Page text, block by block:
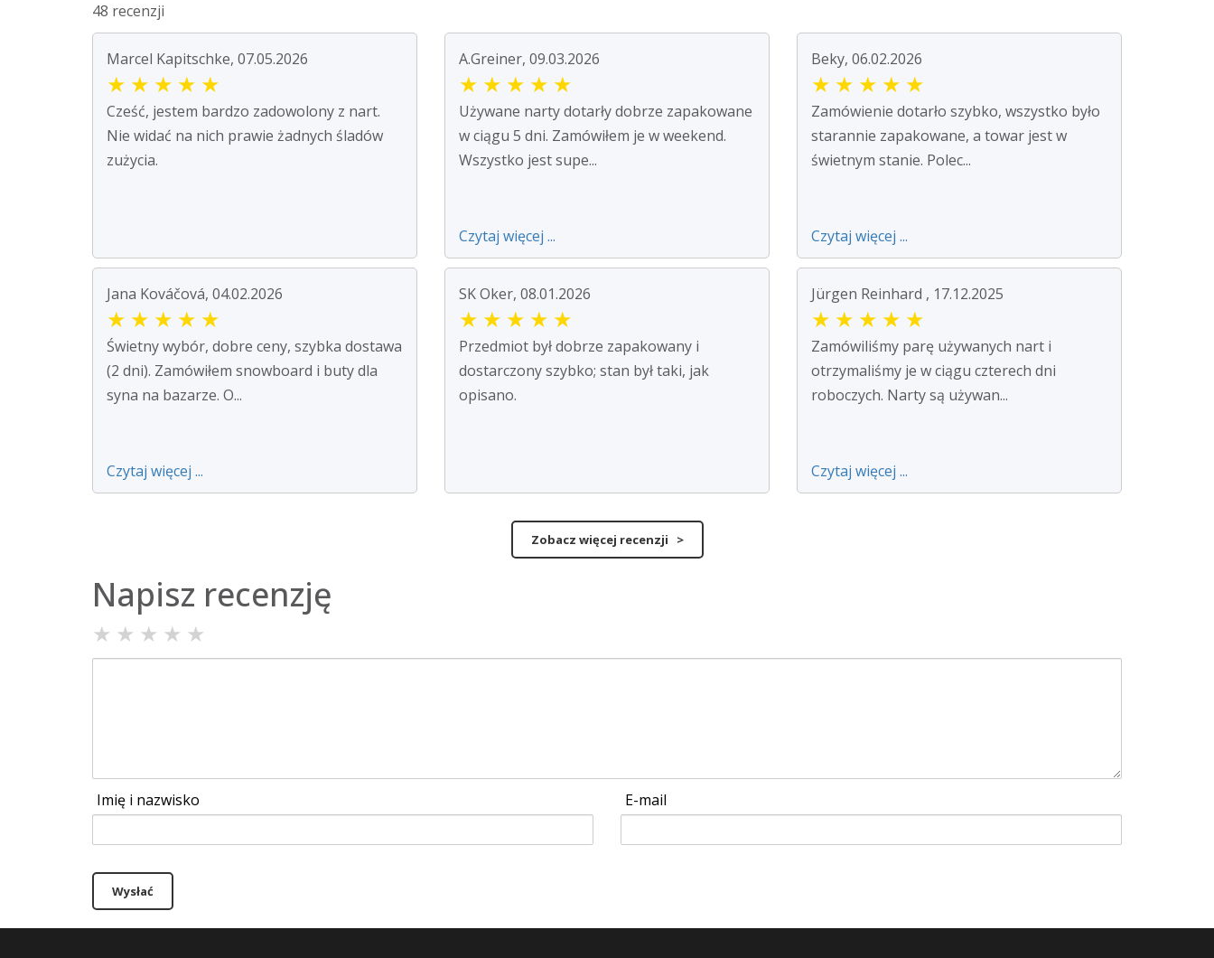
48 recenzji
Marcel Kapitschke, 07.05.2026
★ ★ ★ ★ ★
Cześć, jestem bardzo zadowolony z nart.
Nie widać na nich prawie żadnych śladów
zużycia.
A.Greiner, 09.03.2026
★ ★ ★ ★ ★
Używane narty dotarły dobrze zapakowane
w ciągu 5 dni. Zamówiłem je w weekend.
Wszystko jest supe...
Czytaj więcej ...
Beky, 06.02.2026
★ ★ ★ ★ ★
Zamówienie dotarło szybko, wszystko było
starannie zapakowane, a towar jest w
świetnym stanie. Polec...
Czytaj więcej ...
Jana Kováčová, 04.02.2026
★ ★ ★ ★ ★
Świetny wybór, dobre ceny, szybka dostawa
(2 dni). Zamówiłem snowboard i buty dla
syna na bazarze. O...
Czytaj więcej ...
SK Oker, 08.01.2026
★ ★ ★ ★ ★
Przedmiot był dobrze zapakowany i
dostarczony szybko; stan był taki, jak
opisano.
Jürgen Reinhard , 17.12.2025
★ ★ ★ ★ ★
Zamówiliśmy parę używanych nart i
otrzymaliśmy je w ciągu czterech dni
roboczych. Narty są używan...
Czytaj więcej ...
Zobacz więcej recenzji >
Napisz recenzję
★ ★ ★ ★ ★
Imię i nazwisko E-mail
Wysłać